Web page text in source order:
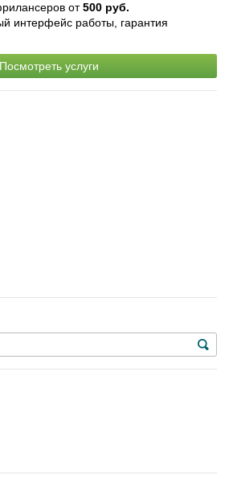
от500 руб.
интерфейс работы, гарантия
Посмотреть услуги